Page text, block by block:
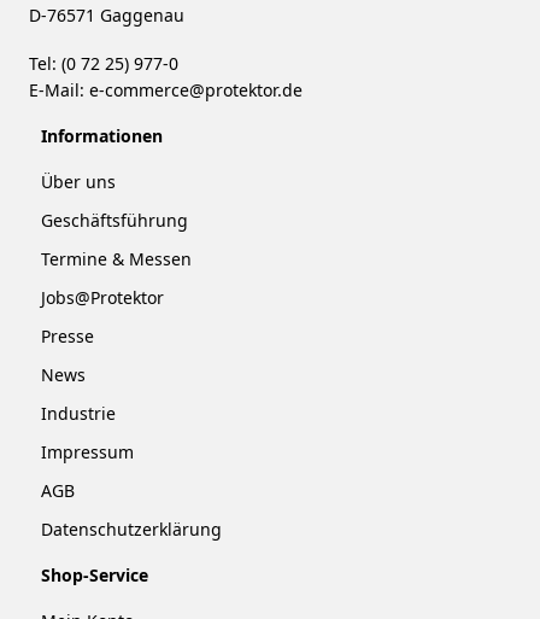
D-76571 Gaggenau
Tel: (0 72 25) 977-0
E-Mail: e-commerce@protektor.de
Informationen
Über uns
Geschäftsführung
Termine & Messen
Jobs@Protektor
Presse
News
Industrie
Impressum
AGB
Datenschutzerklärung
Shop-Service